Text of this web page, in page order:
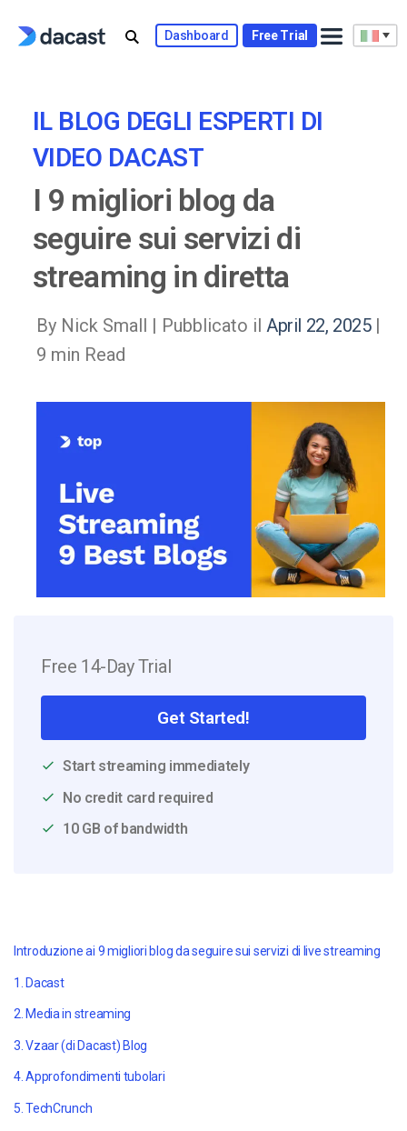
Dashboard Free Trial
IL BLOG DEGLI ESPERTI DI
VIDEO DACAST
I 9 migliori blog da
seguire sui servizi di
streaming in diretta
By Nick Small | Pubblicato il April 22, 2025|
9 min Read
Free 14-Day Trial
Get Started!
Start streaming immediately
No credit card required
10 GB of bandwidth
Introduzione ai 9 migliori blog da seguire sui servizi di live streaming
1. Dacast
2. Media in streaming
3. Vzaar (di Dacast) Blog
4. Approfondimenti tubolari
5. TechCrunch